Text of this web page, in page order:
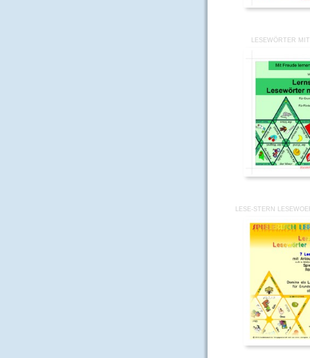
LESEWÖRTER
LESE-STERN